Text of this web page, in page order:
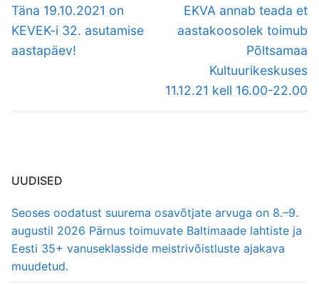
Previous
post:
Täna 19.10.2021 on
KEVEK-i 32. asutamise
aastapäev!
Next
post:
EKVA annab teada et
aastakoosolek toimub
Põltsamaa
Kultuurikeskuses
11.12.21 kell 16.00-22.00
UUDISED
Seoses oodatust suurema osavõtjate arvuga on 8.–9.
augustil 2026 Pärnus toimuvate Baltimaade lahtiste ja
Eesti 35+ vanuseklasside meistrivõistluste ajakava
muudetud.